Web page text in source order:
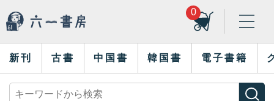
0
新刊 古書 中国書 韓国書 電子書籍